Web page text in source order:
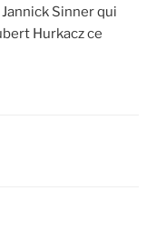
Sinner qui
Hurkacz ce